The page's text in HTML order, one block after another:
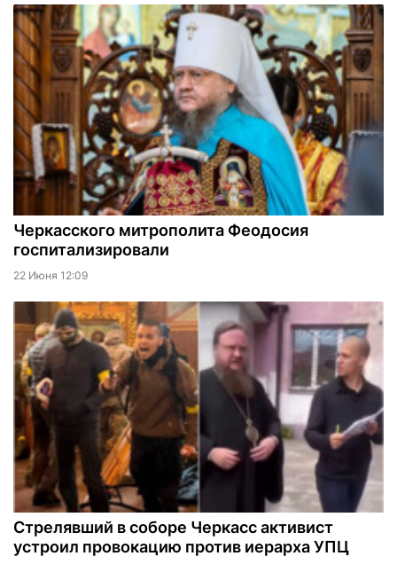
Черкасского митрополита Феодосия
госпитализировали
22 Июня 12:09
Стрелявший в соборе Черкасс активист
устроил провокацию против иерарха УПЦ